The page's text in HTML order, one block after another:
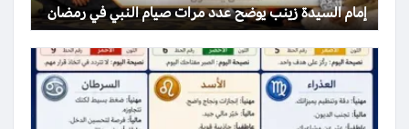
إمام السيدة زينب يوضح عدد مرات صيام النبي في رمضان